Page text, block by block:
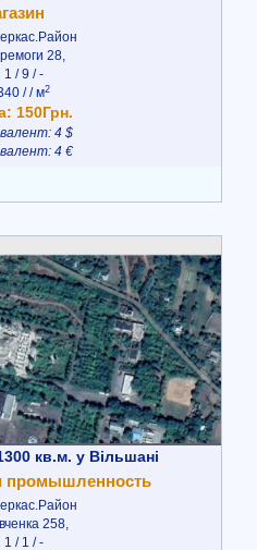
28,
1 / 9 / -
/ / м2
150Грн.
4 $
4 €
кв.м. у Вільшані
промышленность
258,
1 / 1 / -